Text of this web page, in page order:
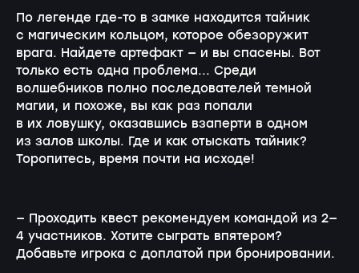
По легенде где-то в замке находится тайник
с магическим кольцом, которое обезоружит
врага. Найдете артефакт — и вы спасены. Вот
только есть одна проблема... Среди
волшебников полно последователей темной
магии, и похоже, вы как раз попали
в их ловушку, оказавшись взаперти в одном
из залов школы. Где и как отыскать тайник?
Торопитесь, время почти на исходе!
— Проходить квест рекомендуем командой из 2—
4 участников. Хотите сыграть впятером?
Добавьте игрока с доплатой при бронировании.